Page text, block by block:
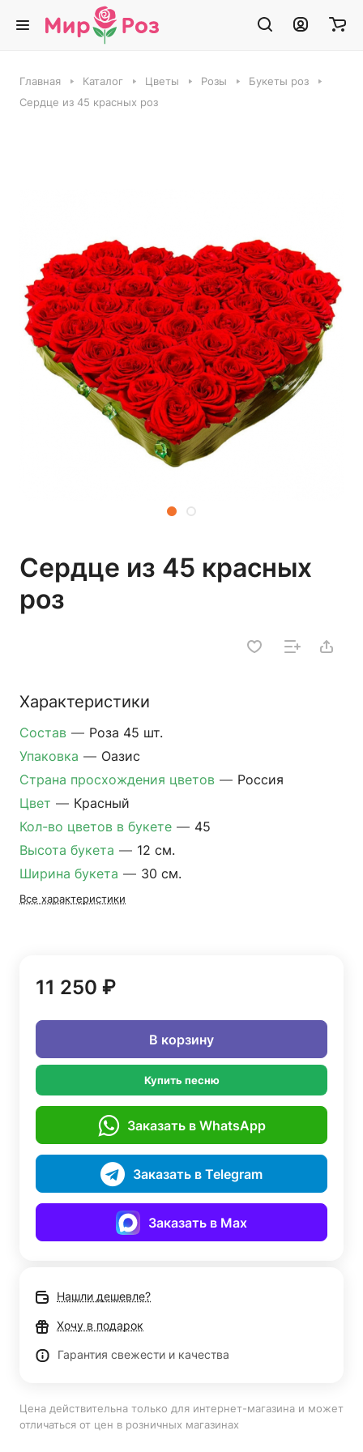
Главная Каталог Цветы Розы
Букеты роз
Сердце из 45 красных роз
Сердце из 45 красных
роз
Характеристики
Состав — Роза 45 шт.
Упаковка — Оазис
Страна просхождения цветов — Россия
Цвет — Красный
Кол-во цветов в букете — 45
Высота букета — 12 см.
Ширина букета — 30 см.
Все характеристики
11 250 ₽
В корзину
Купить песню
Заказать в WhatsApp
Заказать в Telegram
Заказать в Max
Нашли дешевле?
Хочу в подарок
Гарантия свежести и качества
Цена действительна только для интернет-магазина и может
отличаться от цен в розничных магазинах